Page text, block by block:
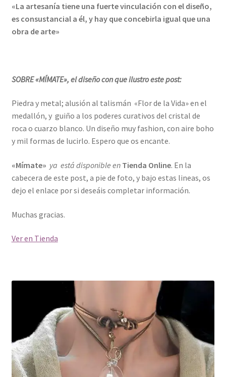
«La artesanía tiene una fuerte vinculación con el diseño,
es consustancial a él, y hay que concebirla igual que una
obra de arte»
SOBRE «MÍMATE», el diseño con que ilustro este post:
Piedra y metal; alusión al talismán «Flor de la Vida» en el
medallón, y guiño a los poderes curativos del cristal de
roca o cuarzo blanco. Un diseño muy fashion, con aire boho
y mil formas de lucirlo. Espero que os encante.
«Mímate» ya está disponible en Tienda Online. En la
cabecera de este post, a pie de foto, y bajo estas lineas, os
dejo el enlace por si deseáis completar información.
Muchas gracias.
Ver en Tienda